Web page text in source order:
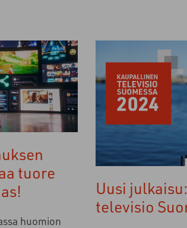
tuore
huomion
Uusi
televisio